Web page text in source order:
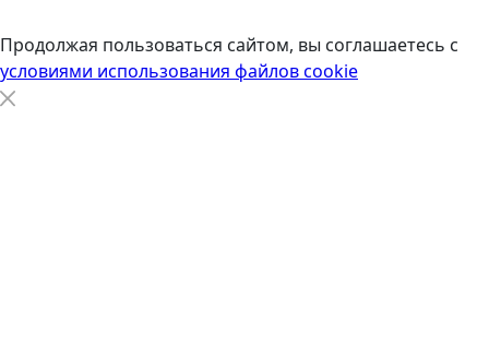
Продолжая пользоваться сайтом, вы соглашаетесь с
условиями использования файлов cookie